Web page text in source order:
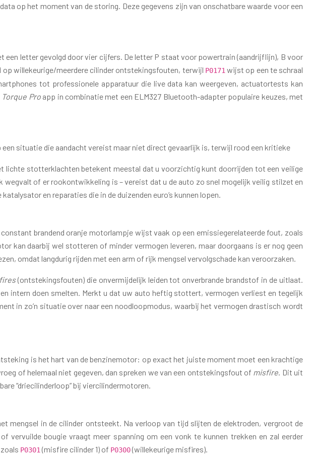
op het moment van de storing. Deze gegevens zijn van onschatbare waarde voor een
een letter gevolgd door vier cijfers. De letter P staat voor powertrain (aandrijflijn), B voor
willekeurige/meerdere cilinder ontstekingsfouten, terwijl P0171 wijst op een te schraal
tot professionele apparatuur die live data kan weergeven, actuatortests kan
Torque Proapp in combinatie met een ELM327 Bluetooth-adapter populaire keuzes, met
situatie die aandacht vereist maar niet direct gevaarlijk is, terwijl rood een kritieke
stotterklachten betekent meestal dat u voorzichtig kunt doorrijden tot een veilige
of er rookontwikkeling is – vereist dat u de auto zo snel mogelijk veilig stilzet en
en reparaties die in de duizenden euro’s kunnen lopen.
brandend oranje motorlampje wijst vaak op een emissiegerelateerde fout, zoals
kan daarbij wel stotteren of minder vermogen leveren, maar doorgaans is er nog geen
omdat langdurig rijden met een arm of rijk mengsel vervolgschade kan veroorzaken.
(ontstekingsfouten) die onvermijdelijk leiden tot onverbrande brandstof in de uitlaat.
intern doen smelten. Merkt u dat uw auto heftig stottert, vermogen verliest en tegelijk
in zo’n situatie over naar een noodloopmodus, waarbij het vermogen drastisch wordt
is het hart van de benzinemotor: op exact het juiste moment moet een krachtige
of helemaal niet gegeven, dan spreken we van een ontstekingsfout of misfire. Dit uit
“driecilinderloop” bij viercilindermotoren.
mengsel in de cilinder ontsteekt. Na verloop van tijd slijten de elektroden, vergroot de
bougie vraagt meer spanning om een vonk te kunnen trekken en zal eerder
P0301 (misfire cilinder 1) of P0300(willekeurige misfires).